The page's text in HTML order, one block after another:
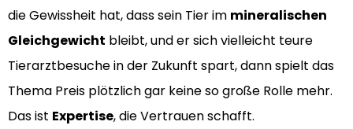
die Gewissheit hat, dass sein Tier im mineralischen
Gleichgewicht bleibt, und er sich vielleicht teure
Tierarztbesuche in der Zukunft spart, dann spielt das
Thema Preis plötzlich gar keine so große Rolle mehr.
Das ist Expertise, die Vertrauen schafft.